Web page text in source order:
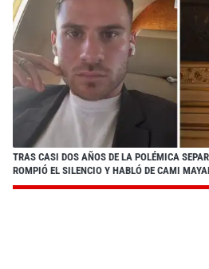
TRAS CASI DOS AÑOS DE LA POLÉMICA
ROMPIÓ EL SILENCIO Y HABLÓ DE CAMI